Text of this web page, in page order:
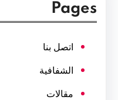
Pages
اتصل بنا
الشفافية
مقالات